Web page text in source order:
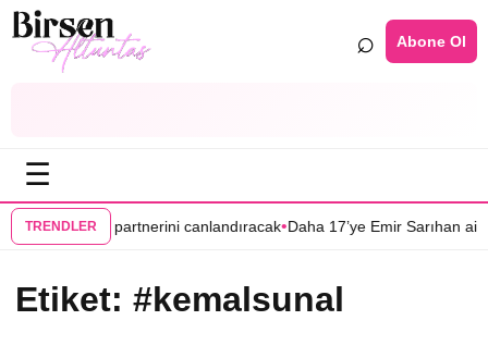
⌕ Abone Ol
☰
TRENDLER
Dağlı’nın partnerini canlandıracak•Daha 17’ye Emir Sarıhan
Etiket: #kemalsunal